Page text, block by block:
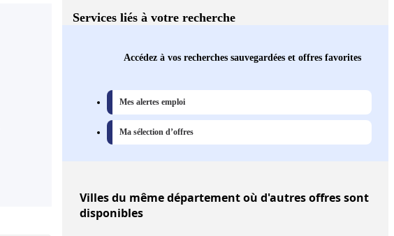
Services liés à votre recherche
Accédez à vos recherches sauvegardées et offres favorites
Mes alertes emploi
Ma sélection d’offres
Villesdu même département où d'autres offres sont
disponibles